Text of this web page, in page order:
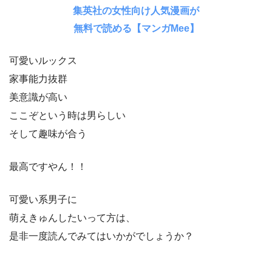
集英社の女性向け人気漫画が
無料で読める【マンガMee】
可愛いルックス
家事能力抜群
美意識が高い
ここぞという時は男らしい
そして趣味が合う
最高ですやん！！
可愛い系男子に
萌えきゅんしたいって方は、
是非一度読んでみてはいかがでしょうか？